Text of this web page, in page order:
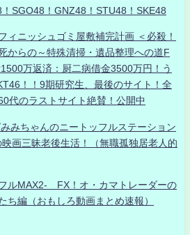
SGO48！GNZ48！STU48！SKE48
ィニッシュゴミ屋敷補完計画 ＜必殺！
からの～特殊清掃・遺品整理への道F
万返済：厨二病借金3500万円！う
！！9期研究生、最後のサイト！全
代のラストサイト絶賛！公開中
みちゃんのニートッフルステーション
画三昧老後生活！（無職孤独居老人的
ルMAX2- FX！オ・カマトレーダーの
編（おもしろ動画まとめ速報）